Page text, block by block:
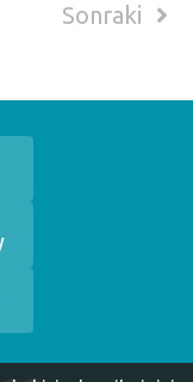
Sonraki